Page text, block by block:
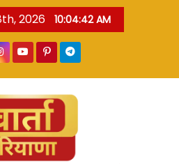
2026 10:04:43 AM